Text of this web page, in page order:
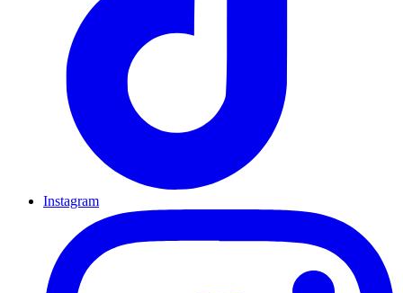
Instagram